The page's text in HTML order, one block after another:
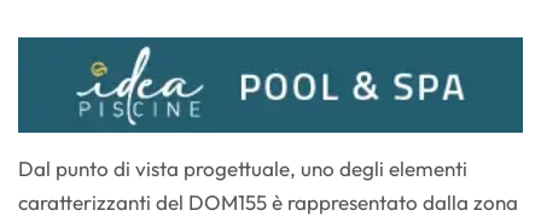
Dal punto di vista progettuale, uno degli elementi
caratterizzanti del DOM155 è rappresentato dalla zona